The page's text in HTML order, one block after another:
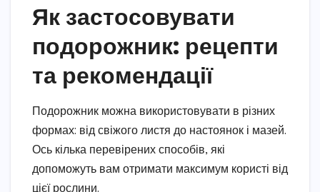
Як застосовувати
подорожник: рецепти
та рекомендації
Подорожник можна використовувати в різних
формах: від свіжого листя до настоянок і мазей.
Ось кілька перевірених способів, які
допоможуть вам отримати максимум користі від
цієї рослини.